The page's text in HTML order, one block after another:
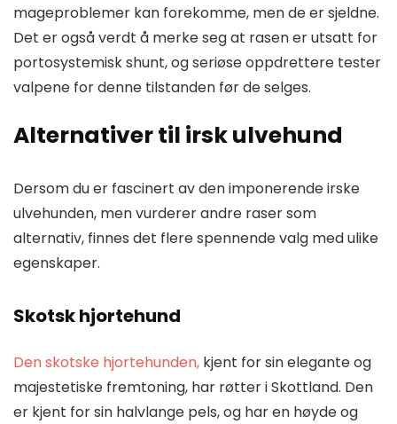
mageproblemer kan forekomme, men de er sjeldne.
Det er også verdt å merke seg at rasen er utsatt for
portosystemisk shunt, og seriøse oppdrettere tester
valpene for denne tilstanden før de selges.
Alternativer til irsk ulvehund
Dersom du er fascinert av den imponerende irske
ulvehunden, men vurderer andre raser som
alternativ, finnes det flere spennende valg med ulike
egenskaper.
Skotsk hjortehund
Den skotske hjortehunden, kjent for sin elegante og
majestetiske fremtoning, har røtter i Skottland. Den
er kjent for sin halvlange pels, og har en høyde og